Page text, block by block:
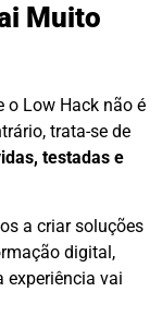
Muito
o Low Hack não é
trata-se de
testadas e
a criar soluções
digital,
experiência vai